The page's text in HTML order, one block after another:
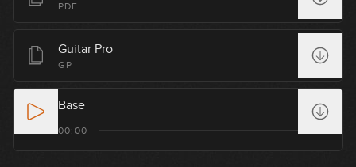
PDF
Guitar Pro
GP
Base
00:00
22:40
30:27